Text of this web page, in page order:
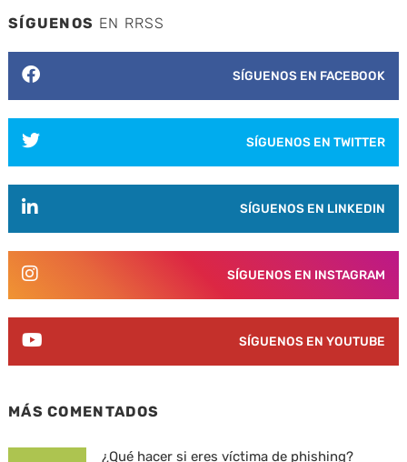
SÍGUENOS EN RRSS
SÍGUENOS EN FACEBOOK
SÍGUENOS EN TWITTER
SÍGUENOS EN LINKEDIN
SÍGUENOS EN INSTAGRAM
SÍGUENOS EN YOUTUBE
MÁS COMENTADOS
¿Qué hacer si eres víctima de phishing?